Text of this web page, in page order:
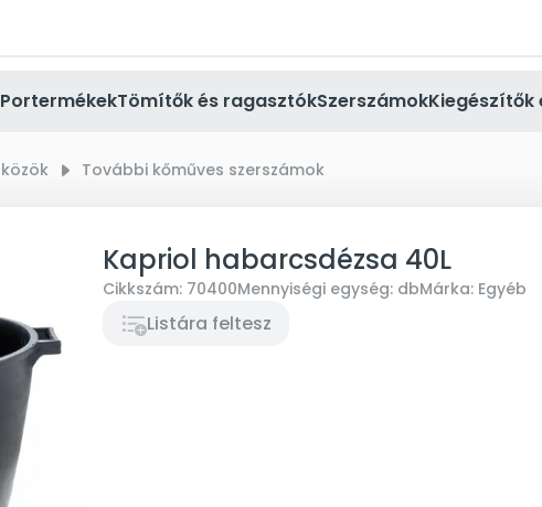
PortermékekTömítők és ragasztókSzerszámok
right_small További kőműves szerszámok
Kapriol habarcsdézsa 40L
Cikkszám: 70400Mennyiségi egység: dbMárka: Egyéb
Listára feltesz